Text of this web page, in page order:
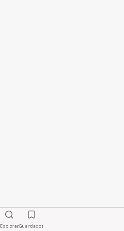
ExplorarGuardados